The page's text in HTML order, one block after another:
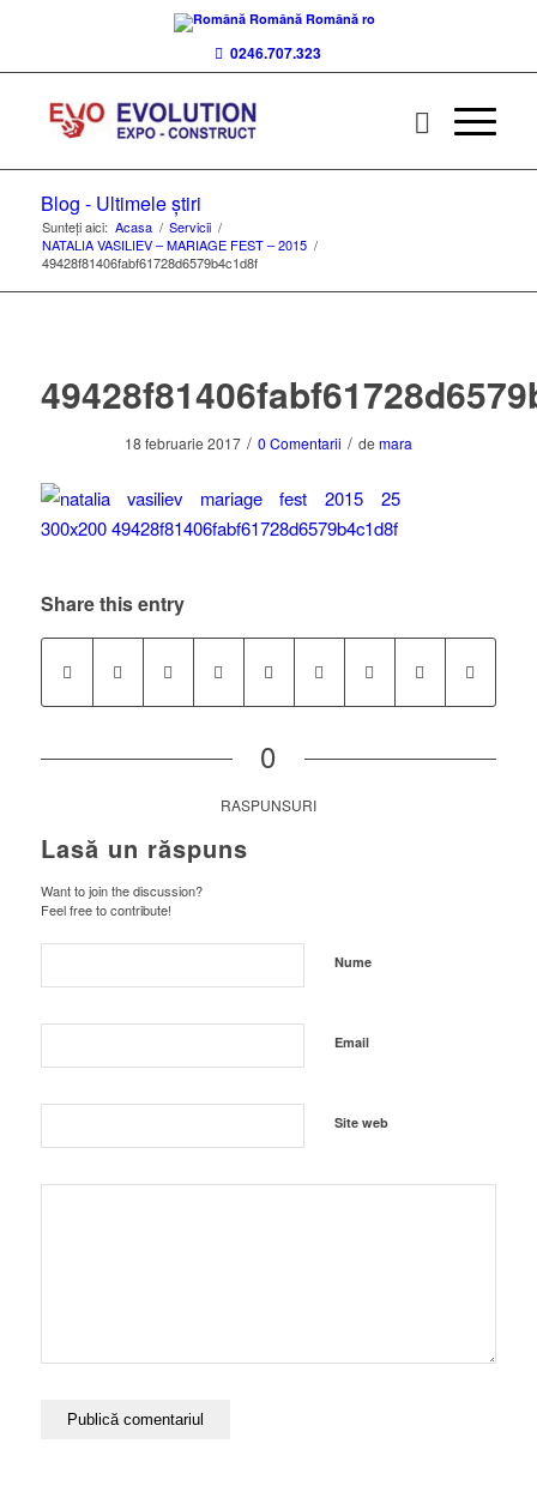
Română Română ro
0246.707.323
Blog - Ultimele știri
Sunteți aici: Acasa / Servicii /
NATALIA VASILIEV – MARIAGE FEST – 2015 /
49428f81406fabf61728d6579b4c1d8f
18 februarie 2017 / 0 Comentarii / demara
Share this entry
0
RASPUNSURI
Lasă un răspuns
Want to join the discussion?
Feel free to contribute!
Nume
Email
Site web